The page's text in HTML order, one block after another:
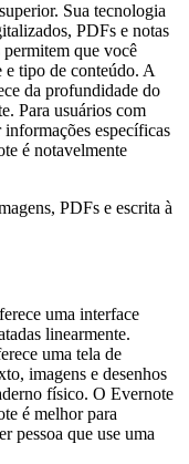
Sua tecnologia
PDFs e notas
permitem que você
e tipo de conteúdo. A
da profundidade do
Para usuários com
específicas
é notavelmente
PDFs e escrita à
uma interface
linearmente.
uma tela de
imagens e desenhos
físico. O Evernote
é melhor para
pessoa que use uma